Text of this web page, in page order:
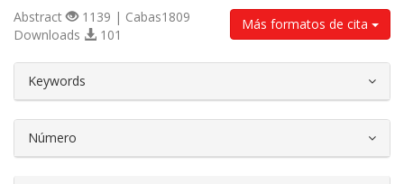
Más formatos de cita
Abstract
1139 | Cabas1809
Downloads
101
Keywords
Número